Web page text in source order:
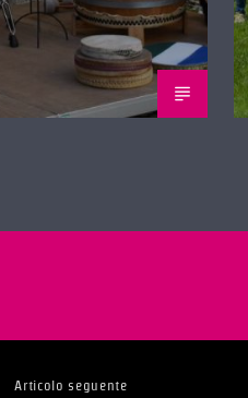
Articolo seguente